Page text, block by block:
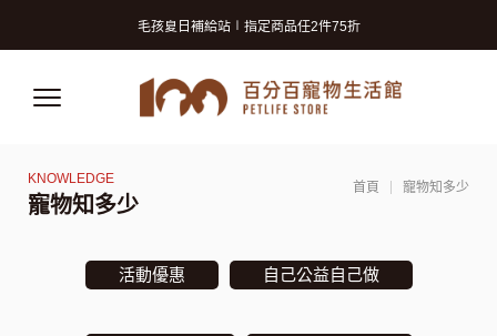
寵物知多少
首頁 寵物知多少
活動優惠 自己公益自己做
毛孩夏日補給站∣指定商品任2件75折
獸醫師推薦的寵物保險! 守護毛孩再升級!